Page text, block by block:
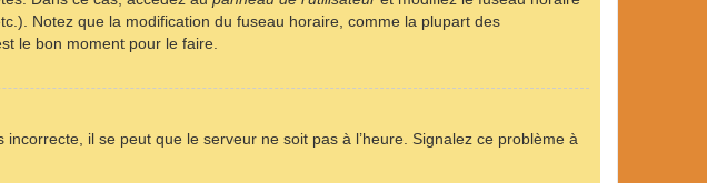
Notez que la modification du fuseau horaire, comme la plupart des
le bon moment pour le faire.
il se peut que le serveur ne soit pas à l’heure. Signalez ce problème à